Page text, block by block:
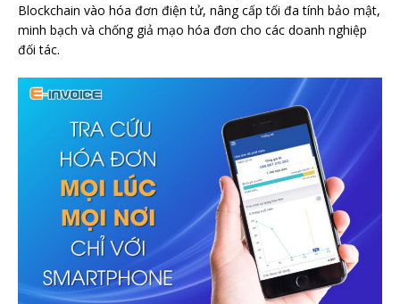
Blockchain vào hóa đơn điện tử, nâng cấp tối đa tính bảo mật,
minh bạch và chống giả mạo hóa đơn cho các doanh nghiệp
đối tác.